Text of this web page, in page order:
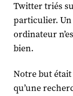
Twitter triés
particulier.
ordinateur
bien.
Notre but
qu’une